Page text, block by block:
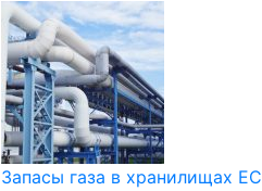
Запасы газа в хранилищах ЕС